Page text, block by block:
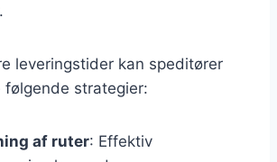
leveringstider kan speditører
følgende strategier:
af ruter: Effektiv